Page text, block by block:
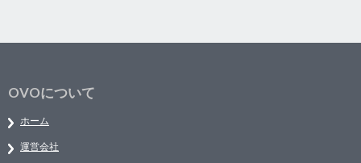
OVOについて
ホーム
運営会社